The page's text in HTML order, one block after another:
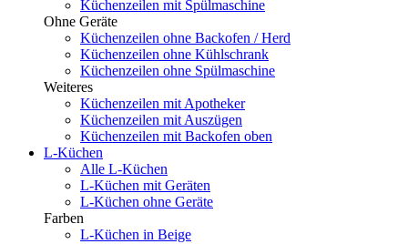
Küchenzeilen mit Spülmaschine
Ohne Geräte
Küchenzeilen ohne Backofen / Herd
Küchenzeilen ohne Kühlschrank
Küchenzeilen ohne Spülmaschine
Weiteres
Küchenzeilen mit Apotheker
Küchenzeilen mit Auszügen
Küchenzeilen mit Backofen oben
L-Küchen
Alle L-Küchen
L-Küchen mit Geräten
L-Küchen ohne Geräte
Farben
L-Küchen in Beige